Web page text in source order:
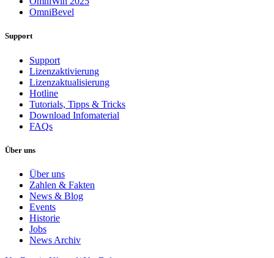
OmniBevel
Support
Support
Lizenzaktivierung
Lizenzaktualisierung
Hotline
Tutorials, Tipps & Tricks
Download Infomaterial
FAQs
Über uns
Über uns
Zahlen & Fakten
News & Blog
Events
Historie
Jobs
News Archiv